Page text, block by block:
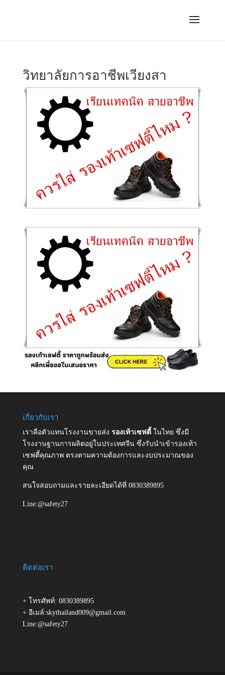
วิทยาลัยการอาชีพเวียงสา
เกี่ยวกับเรา
เราคือตัวแทนโรงงานขายส่ง รองเท้าเซฟตี้ ในไทย ซึ่งมี
โรงงานฐานการผลิตอยู่ในประเทศจีน ซึ่งรับนำเข้ารองเท้า
เซฟตี้คุณภาพ ตรงตามความต้องการและงบประมาณของ
คุณ
สนใจสอบถามและรายละเอียดได้ที่ 0830389895
Line:@safety27
ติดต่อเรา
+ โทรศัพท์: 0830389895
+ อีเมล์:skythailand009@gmail.com
Line:@safety27